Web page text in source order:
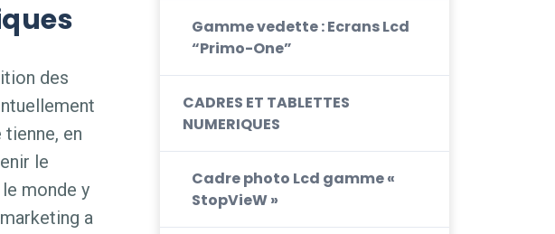
des
tienne, en
le
monde y
a
Gamme vedette : Ecrans Lcd
“Primo-One”
CADRES ET TABLETTES
NUMERIQUES
Cadre photo Lcd gamme «
StopVieW »